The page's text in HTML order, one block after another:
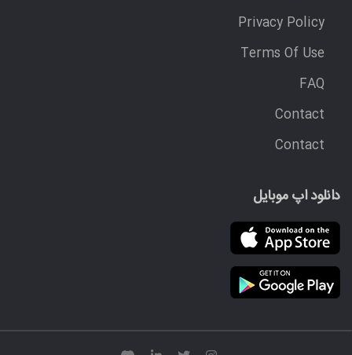
Privacy Policy
Terms Of Use
FAQ
Contact
Contact
دانلود اپ موبایل